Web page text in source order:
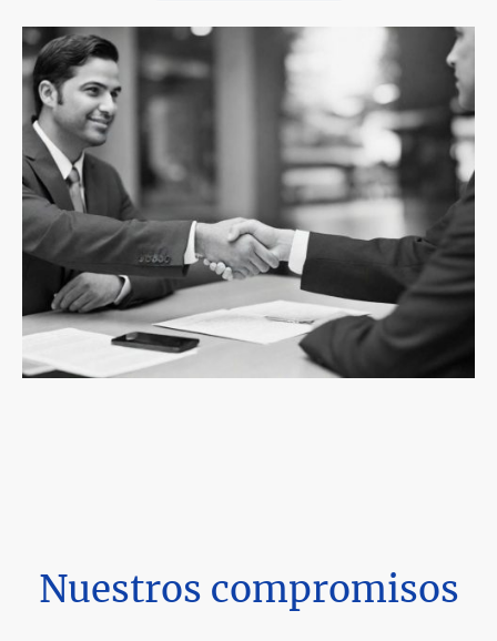
Nuestros compromisos